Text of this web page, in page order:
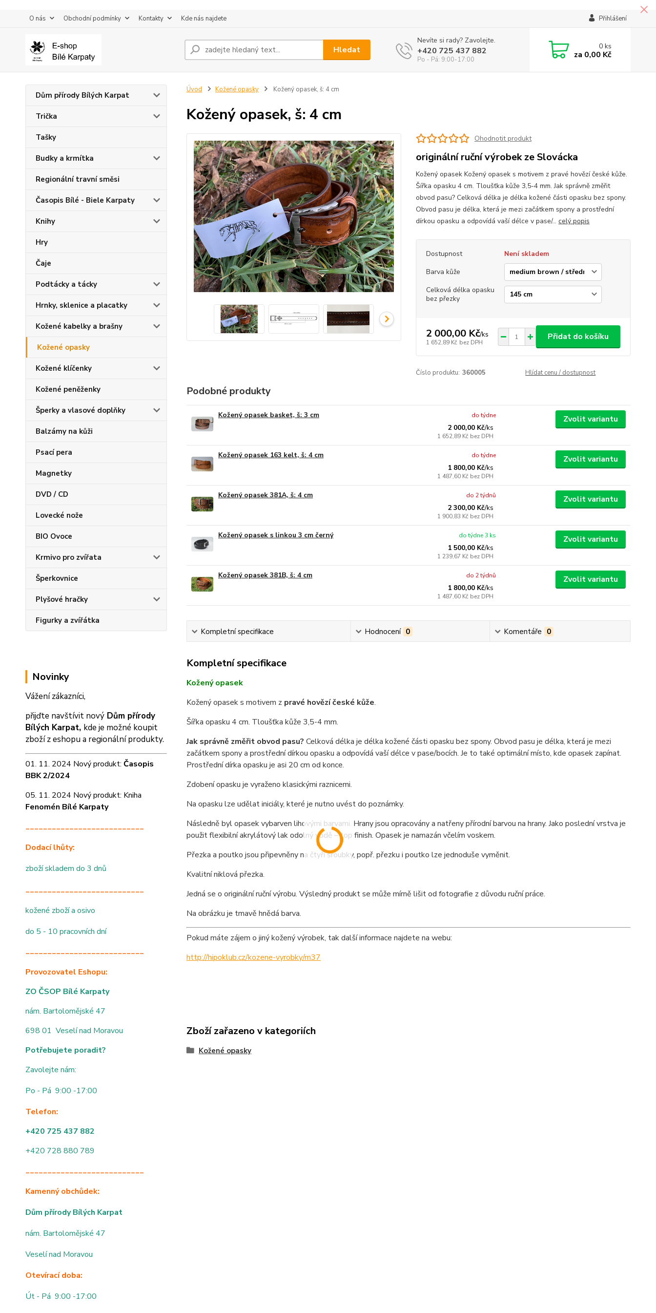
O nás Obchodní podmínky Kontakty Kde nás najdete Přihlášení
Hledat
Nevíte si rady? Zavolejte.
+420 725 437 882
Po - Pá: 9:00-17:00
0ks
za 0,00 Kč
Dům přírody Bílých Karpat
Trička
Tašky
Budky a krmítka
Regionální travní směsi
Časopis Bílé - Biele Karpaty
Knihy
Hry
Čaje
Podtácky a tácky
Hrnky, sklenice a placatky
Kožené kabelky a brašny
Kožené opasky
Kožené klíčenky
Kožené peněženky
Šperky a vlasové doplňky
Balzámy na kůži
Psací pera
Magnetky
DVD / CD
Lovecké nože
BIO Ovoce
Krmivo pro zvířata
Šperkovnice
Plyšové hračky
Figurky a zvířátka
Novinky
Vážení zákazníci,
přijďte navštívit nový Dům přírody
Bílých Karpat, kde je možné koupit
zboží z eshopu a regionální produkty.
01. 11. 2024 Nový produkt: Časopis
BBK 2/2024
05. 11. 2024 Nový produkt: Kniha
Fenomén Bílé Karpaty
___________________________
Dodací lhůty:
zboží skladem do 3 dnů
___________________________
kožené zboží a osivo
do 5 - 10 pracovních dní
___________________________
Provozovatel Eshopu:
ZO ČSOP Bílé Karpaty
nám. Bartolomějské 47
698 01 Veselí nad Moravou
Potřebujete poradit?
Zavolejte nám:
Po - Pá 9:00 -17:00
Telefon:
+420 725 437 882
+420 728 880 789
___________________________
Kamenný obchůdek:
Dům přírody Bílých Karpat
nám. Bartolomějské 47
Veselí nad Moravou
Otevírací doba:
Út - Pá 9:00 -17:00
Úvod Kožené opasky Kožený opasek, š: 4 cm
Kožený opasek, š: 4 cm
Ohodnotit produkt
originální ruční výrobek ze Slovácka
Kožený opasek Kožený opasek s motivem z pravé hovězí české kůže.
Šířka opasku 4 cm. Tloušťka kůže 3,5-4 mm. Jak správně změřit
obvod pasu? Celková délka je délka kožené části opasku bez spony.
Obvod pasu je délka, která je mezi začátkem spony a prostřední
dírkou opasku a odpovídá vaší délce v pase/... celý popis
Dostupnost
Není skladem
Barva kůže
Celková délka opasku
bez přezky
2 000,00 Kč/ks
1 652,89 Kč bez DPH
Přidat do košíku
Číslo produktu: 360005 Hlídat cenu / dostupnost
Podobné produkty
Kožený opasek basket, š: 3 cm
2 000,00 Kč/ks
1 652,89 Kč bez DPH
do týdne Zvolit variantu
Kožený opasek 163 kelt, š: 4 cm
1 800,00 Kč/ks
1 487,60 Kč bez DPH
do týdne Zvolit variantu
Kožený opasek 381A, š: 4 cm
2 300,00 Kč/ks
1 900,83 Kč bez DPH
do 2 týdnů Zvolit variantu
Kožený opasek s linkou 3 cm černý
1 500,00 Kč/ks
1 239,67 Kč bez DPH
do týdne 3 ks Zvolit variantu
Kožený opasek 381B, š: 4 cm
1 800,00 Kč/ks
1 487,60 Kč bez DPH
do 2 týdnů Zvolit variantu
Kompletní specifikace Hodnocení 0 Komentáře 0
Kompletní specifikace
Kožený opasek
Kožený opasek s motivem z pravé hovězí české kůže.
Šířka opasku 4 cm. Tloušťka kůže 3,5-4 mm.
Jak správně změřit obvod pasu? Celková délka je délka kožené části opasku bez spony. Obvod pasu je délka, která je mezi
začátkem spony a prostřední dírkou opasku a odpovídá vaší délce v pase/bocích. Je to také optimální místo, kde opasek zapínat.
Prostřední dírka opasku je asi 20 cm od konce.
Zdobení opasku je vyraženo klasickými raznicemi.
Na opasku lze udělat iniciály, které je nutno uvést do poznámky.
Následně byl opasek vybarven lihovými barvami. Hrany jsou opracovány a natřeny přírodní barvou na hrany. Jako poslední vrstva je
použit flexibilní akrylátový lak odolný vodě – top finish. Opasek je namazán včelím voskem.
Přezka a poutko jsou připevněny na čtyři šroubky, popř. přezku i poutko lze jednoduše vyměnit.
Kvalitní niklová přezka.
Jedná se o originální ruční výrobu. Výsledný produkt se může mírně lišit od fotografie z důvodu ruční práce.
Na obrázku je tmavě hnědá barva.
Pokud máte zájem o jiný kožený výrobek, tak další informace najdete na webu:
http://hipoklub.cz/kozene-vyrobky/m37
Zboží zařazeno v kategoriích
Kožené opasky